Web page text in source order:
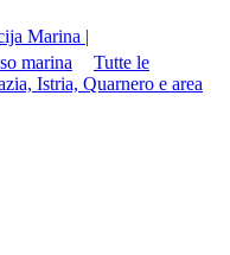
Marina |
marina
Tutte le
Istria, Quarnero e area